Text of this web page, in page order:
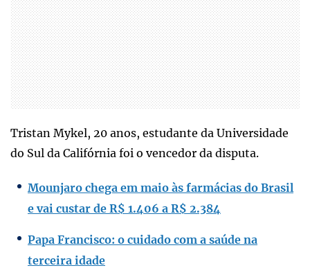
Tristan Mykel, 20 anos, estudante da Universidade
do Sul da Califórnia foi o vencedor da disputa.
Mounjaro chega em maio às farmácias do Brasil
e vai custar de R$ 1.406 a R$ 2.384
Papa Francisco: o cuidado com a saúde na
terceira idade